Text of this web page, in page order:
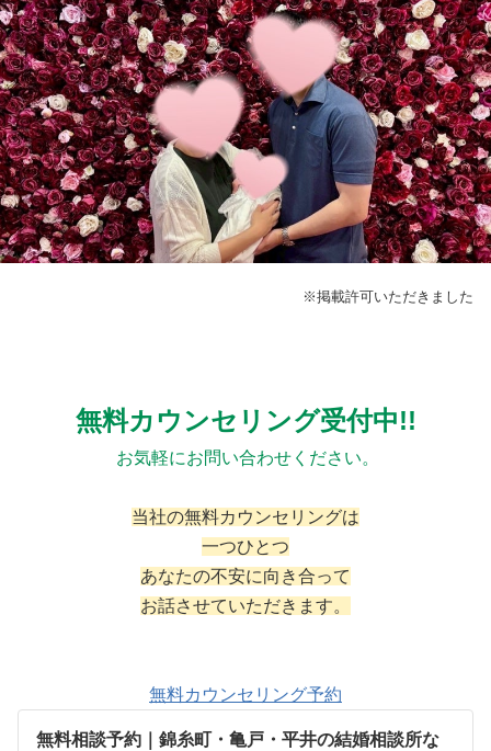
※掲載許可いただきました
無料カウンセリング受付中!!
お気軽にお問い合わせください。
当社の無料カウンセリングは
一つひとつ
あなたの不安に向き合って
お話させていただきます。
無料カウンセリング予約
無料相談予約｜錦糸町・亀戸・平井の結婚相談所な